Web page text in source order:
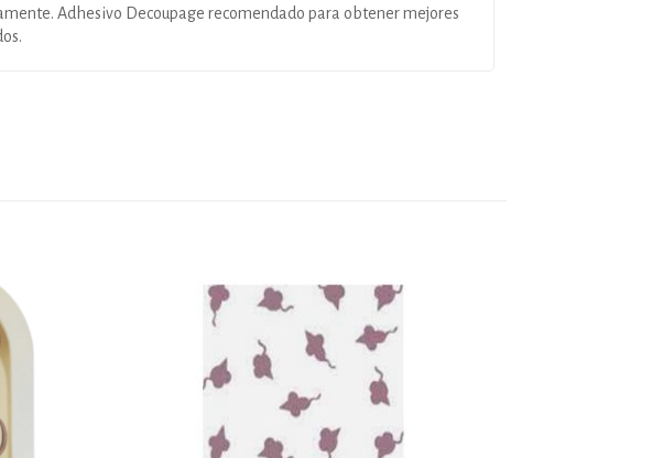
Adhesivo Decoupage recomendado para obtener mejores